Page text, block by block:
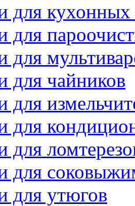
для
для
для
для чайников
для
для
для
для
для утюгов